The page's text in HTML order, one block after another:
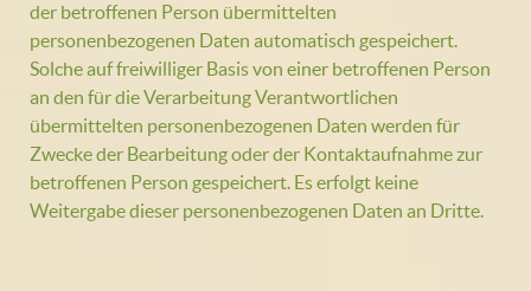
der betroffenen Person übermittelten
personenbezogenen Daten automatisch gespeichert.
Solche auf freiwilliger Basis von einer betroffenen Person
an den für die Verarbeitung Verantwortlichen
übermittelten personenbezogenen Daten werden für
Zwecke der Bearbeitung oder der Kontaktaufnahme zur
betroffenen Person gespeichert. Es erfolgt keine
Weitergabe dieser personenbezogenen Daten an Dritte.